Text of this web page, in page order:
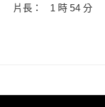
片長：
1 時 54 分